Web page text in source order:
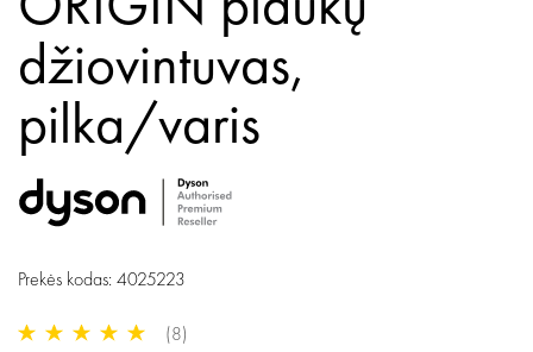
džiovintuvas,
pilka/varis
Prekės kodas: 4025223
(8)